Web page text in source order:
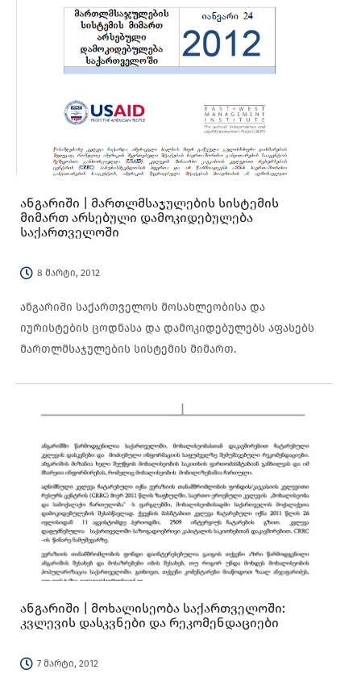
ანგარიში | მართლმსაჯულების სისტემის
მიმართ არსებული დამოკიდებულება
საქართველოში
8 მარტი, 2012
ანგარიში საქართველოს მოსახლეობისა და
იურისტების ცოდნასა და დამოკიდებულებს აფასებს
მართლმსაჯულების სისტემის მიმართ.
ანგარიში | მოხალისეობა საქართველოში:
კვლევის დასკვნები და რეკომენდაციები
7 მარტი, 2012